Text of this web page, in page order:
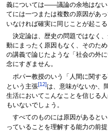
義については――議論の余地はな
てには一つまたは複数の原因があ
いなければ確実に同じことが起こ
決定論は、歴史の問題ではなく
動にまったく原因もなく、そのた
の講義で論じたような「社会の外
念にすぎません。
ポパー教授のいう「人間に関する
という主張[12]は、意味がないか、
生活においてこんなことを信じる
もいないでしょう。
すべてのものには原因があると
っていることを理解する能力の前